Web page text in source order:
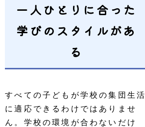
一人ひとりに合った
学びのスタイルがあ
る
すべての子どもが学校の集団生活
に適応できるわけではありませ
ん。学校の環境が合わないだけ